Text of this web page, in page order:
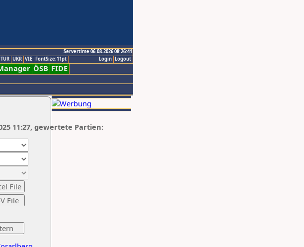
Servertime 06.08.2026 08:26:41
Logout
Login
TUR UKR VIE FontSize:11pt
ÖSB FIDE
11:27, gewertete Partien: